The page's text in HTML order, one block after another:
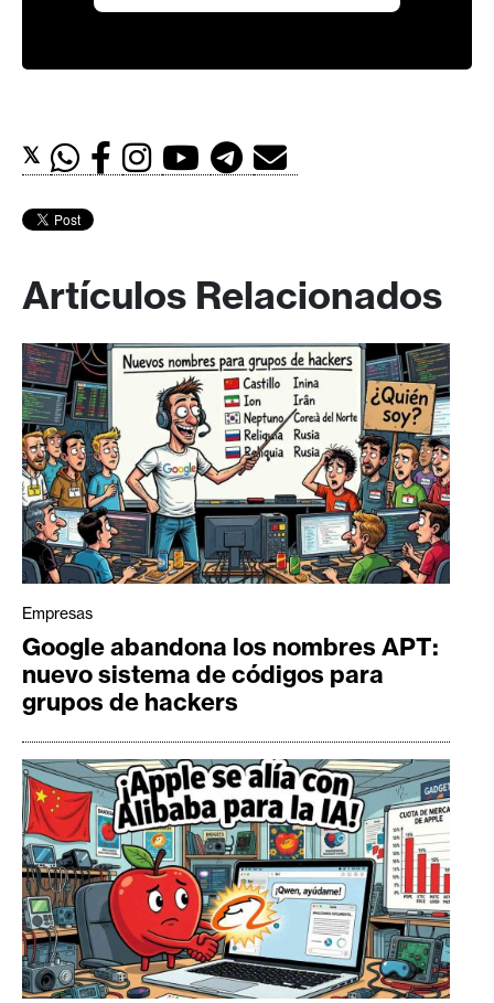
𝕏
Artículos Relacionados
Empresas
Google abandona los nombres APT:
nuevo sistema de códigos para
grupos de hackers